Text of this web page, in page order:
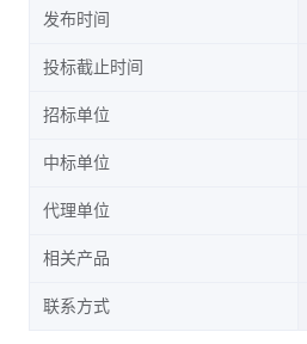
发布时间
投标截止时间
招标单位
中标单位
代理单位
相关产品
联系方式